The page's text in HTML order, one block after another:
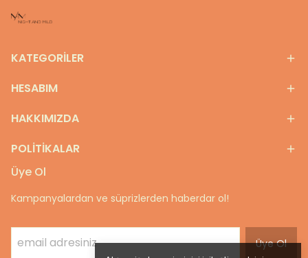
KATEGORİLER
HESABIM
HAKKIMIZDA
POLİTİKALAR
Üye Ol
Kampanyalardan ve süprizlerden haberdar ol!
Üye Ol